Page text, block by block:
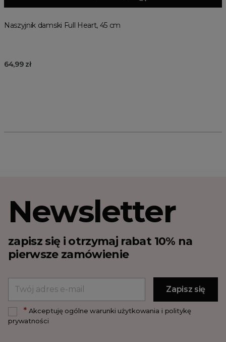
Naszyjnik damski Full Heart, 45 cm
64,99 zł
Newsletter
zapisz się i otrzymaj rabat 10% na
pierwsze zamówienie
*Akceptuję ogólne warunki użytkowania i politykę
prywatności